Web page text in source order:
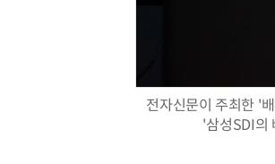
전자신문이 주최한 '
'삼성SDI의